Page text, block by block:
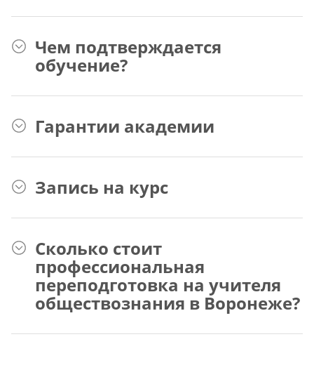
Чем подтверждается
обучение?
Гарантии академии
Запись на курс
Сколько стоит
профессиональная
переподготовка на учителя
обществознания в Воронеже?